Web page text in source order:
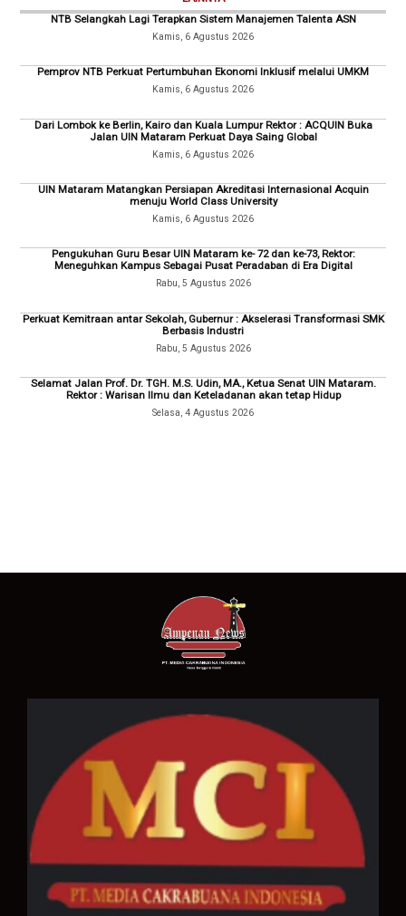
NTB Selangkah Lagi Terapkan Sistem Manajemen Talenta ASN
Kamis, 6 Agustus 2026
Pemprov NTB Perkuat Pertumbuhan Ekonomi Inklusif melalui UMKM
Kamis, 6 Agustus 2026
Dari Lombok ke Berlin, Kairo dan Kuala Lumpur Rektor : ACQUIN Buka
Jalan UIN Mataram Perkuat Daya Saing Global
Kamis, 6 Agustus 2026
UIN Mataram Matangkan Persiapan Akreditasi Internasional Acquin
menuju World Class University
Kamis, 6 Agustus 2026
Pengukuhan Guru Besar UIN Mataram ke- 72 dan ke-73, Rektor:
Meneguhkan Kampus Sebagai Pusat Peradaban di Era Digital
Rabu, 5 Agustus 2026
Perkuat Kemitraan antar Sekolah, Gubernur : Akselerasi Transformasi SMK
Berbasis Industri
Rabu, 5 Agustus 2026
Selamat Jalan Prof. Dr. TGH. M.S. Udin, MA., Ketua Senat UIN Mataram.
Rektor : Warisan Ilmu dan Keteladanan akan tetap Hidup
Selasa, 4 Agustus 2026